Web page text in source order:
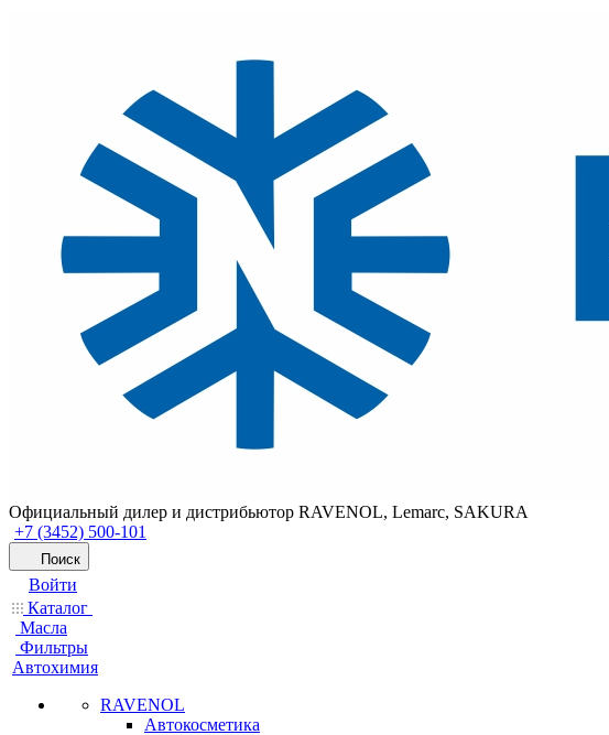
Официальный дилер и дистрибьютор RAVENOL, Lemarc, SAKURA
+7 (3452) 500-101
Поиск
Войти
Каталог
Масла
Фильтры
Автохимия
RAVENOL
Автокосметика